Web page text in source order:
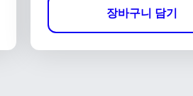
장바구니 담기